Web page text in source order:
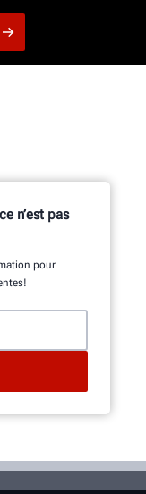
n’est pas
pour